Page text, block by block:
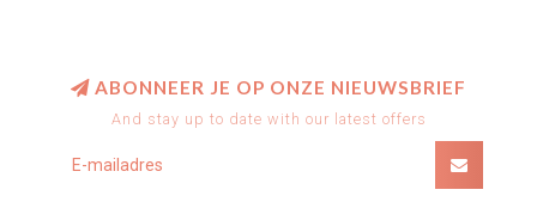
ABONNEER JE OP ONZE NIEUWSBRIEF
And stay up to date with our latest offers